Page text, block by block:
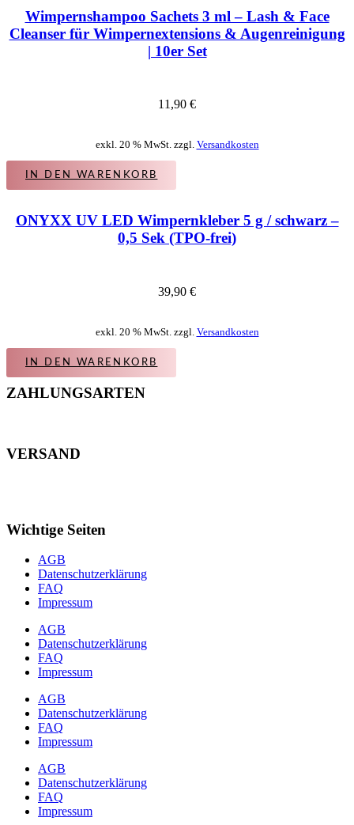
Wimpernshampoo Sachets 3 ml – Lash & Face
Cleanser für Wimpernextensions & Augenreinigung
| 10er Set
11,90 €
exkl. 20 % MwSt. zzgl. Versandkosten
IN DEN WARENKORB
ONYXX UV LED Wimpernkleber 5 g / schwarz –
0,5 Sek (TPO-frei)
39,90 €
exkl. 20 % MwSt. zzgl. Versandkosten
IN DEN WARENKORB
ZAHLUNGSARTEN
VERSAND
Wichtige Seiten
AGB
Datenschutzerklärung
FAQ
Impressum
AGB
Datenschutzerklärung
FAQ
Impressum
AGB
Datenschutzerklärung
FAQ
Impressum
AGB
Datenschutzerklärung
FAQ
Impressum